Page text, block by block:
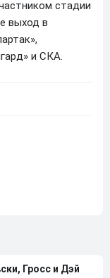
стадии
выход в
и СКА.
Гросс и Дэй